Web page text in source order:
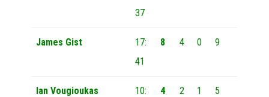
37
James Gist
17:
41
8 4 0 9
Ian Vougioukas
10:
4 2 1 5